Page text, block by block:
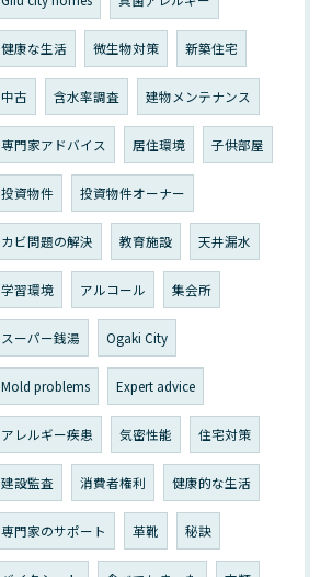
健康な生活 微生物対策 新築住宅
中古 含水率調査 建物メンテナンス
専門家アドバイス 居住環境 子供部屋
投資物件 投資物件オーナー
カビ問題の解決 教育施設 天井漏水
学習環境 アルコール 集会所
スーパー銭湯 Ogaki City
Mold problems Expert advice
アレルギー疾患 気密性能 住宅対策
建設監査 消費者権利 健康的な生活
専門家のサポート 革靴 秘訣